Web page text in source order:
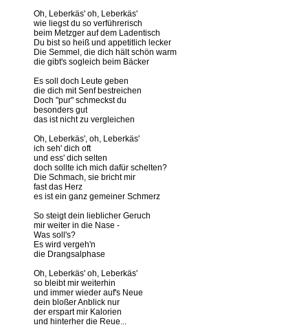
Oh, Leberkäs' oh, Leberkäs'
wie liegst du so verführerisch
beim Metzger auf dem Ladentisch
Du bist so heiß und appetitlich lecker
Die Semmel, die dich hält schön warm
die gibt's sogleich beim Bäcker
Es soll doch Leute geben
die dich mit Senf bestreichen
Doch "pur" schmeckst du
besonders gut
das ist nicht zu vergleichen
Oh, Leberkäs', oh, Leberkäs'
ich seh' dich oft
und ess' dich selten
doch sollte ich mich dafür schelten?
Die Schmach, sie bricht mir
fast das Herz
es ist ein ganz gemeiner Schmerz
So steigt dein lieblicher Geruch
mir weiter in die Nase -
Was soll's?
Es wird vergeh'n
die Drangsalphase
Oh, Leberkäs' oh, Leberkäs'
so bleibt mir weiterhin
und immer wieder auf's Neue
dein bloßer Anblick nur
der erspart mir Kalorien
und hinterher die Reue...